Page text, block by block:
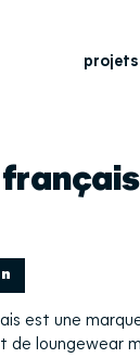
projets
français
est une
de loungewear